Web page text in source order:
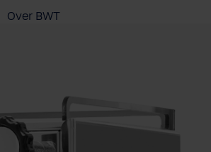
Over BWT